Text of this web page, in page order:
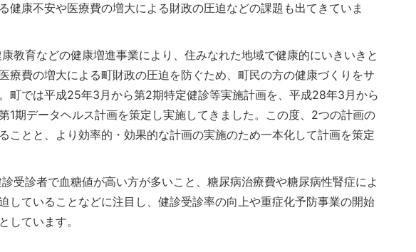
健康不安や医療費の増大による財政の圧迫などの課題も出てきていま
教育などの健康増進事業により、住みなれた地域で健康的にいきいきと
療費の増大による町財政の圧迫を防ぐため、町民の方の健康づくりをサ
町では平成25年3月から第2期特定健診等実施計画を、平成28年3月から
1期データヘルス計画を策定し実施してきました。この度、2つの計画の
ことと、より効率的・効果的な計画の実施のため一本化して計画を策定
受診者で血糖値が高い方が多いこと、糖尿病治療費や糖尿病性腎症によ
していることなどに注目し、健診受診率の向上や重症化予防事業の開始
しています。